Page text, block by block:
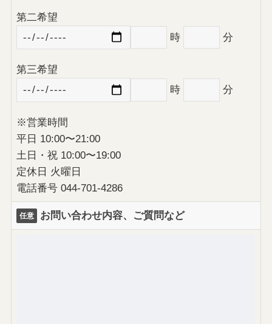
第二希望
時
分
第三希望
時
分
※営業時間
平⽇ 10:00〜21:00
⼟⽇・祝 10:00〜19:00
定休⽇ 火曜日
電話番号 044-701-4286
任意 お問い合わせ内容、ご質問など